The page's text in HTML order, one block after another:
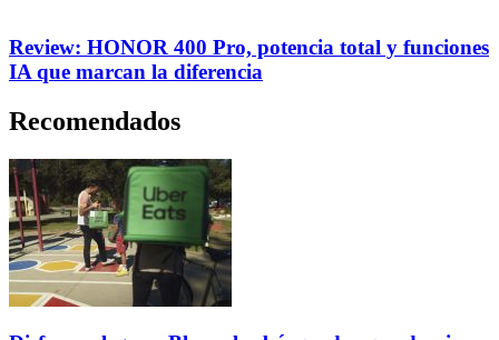
Review: HONOR 400 Pro, potencia total y funciones
IA que marcan la diferencia
Recomendados